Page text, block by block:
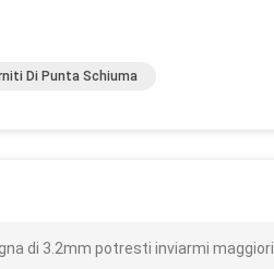
Di Punta Schiuma
di 3.2mm potresti inviarmi maggiori